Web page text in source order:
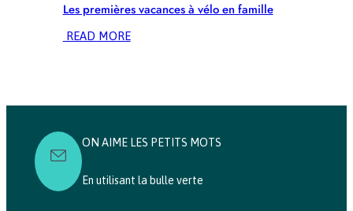
Les premières vacances à vélo en famille
READ MORE:
FAMILLE
ON AIME LES PETITS MOTS
En utilisant la bulle verte